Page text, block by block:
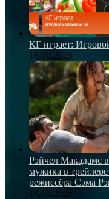
КГ играет:
18.10.2025
Рэйчел Макадамс
мужика в
режиссёра Сэма
14.10.2025